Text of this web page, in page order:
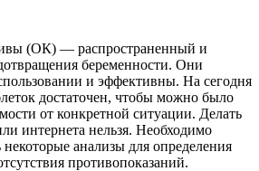
(ОК) — распространенный и
беременности. Они
и эффективны. На сегодня
достаточен, чтобы можно было
от конкретной ситуации. Делать
интернета нельзя. Необходимо
некоторые анализы для определения
противопоказаний.